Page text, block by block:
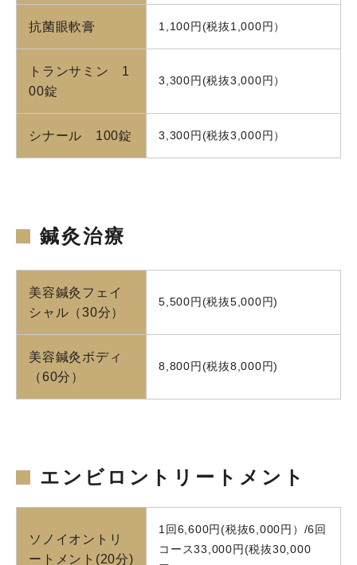
抗菌眼軟膏 1,100円(税抜1,000円）
トランサミン 1
00錠
3,300円(税抜3,000円）
シナール 100錠 3,300円(税抜3,000円）
鍼灸治療
美容鍼灸フェイ
シャル（30分）
5,500円(税抜5,000円)
美容鍼灸ボディ
（60分）
8,800円(税抜8,000円)
エンビロントリートメント
ソノイオントリ
ートメント(20分)
1回6,600円(税抜6,000円）/6回
コース33,000円(税抜30,000